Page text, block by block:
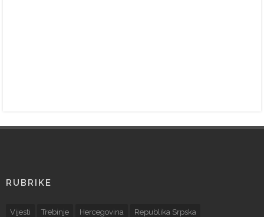
RUBRIKE
Vijesti Trebinje Hercegovina Republika Srpska